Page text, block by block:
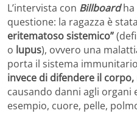
L’intervista con Billboardha
questione: la ragazza è
eritematoso sistemico”
o lupus), ovvero una
porta il sistema
invece di difendere il
causando danni agli organi
esempio, cuore, pelle,